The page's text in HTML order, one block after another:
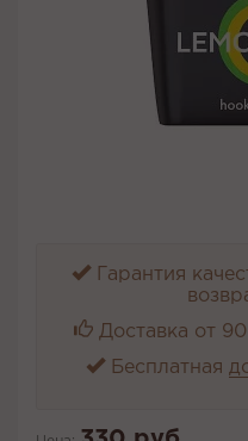
Гарантия
Доставка от
Бесплатная